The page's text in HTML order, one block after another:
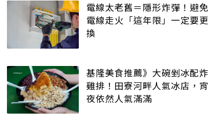
電線太老舊＝隱形炸彈！避免
電線走火「這年限」一定要更
換
基隆美食推薦》大碗剉冰配炸
雞排！田寮河畔人氣冰店，宵
夜依然人氣滿滿